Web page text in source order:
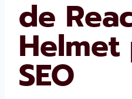
de
SEO